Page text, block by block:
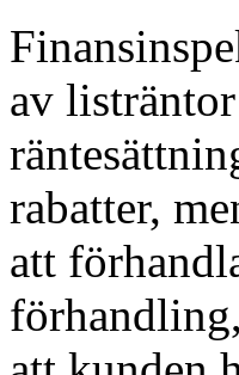
av
rabatter,
att